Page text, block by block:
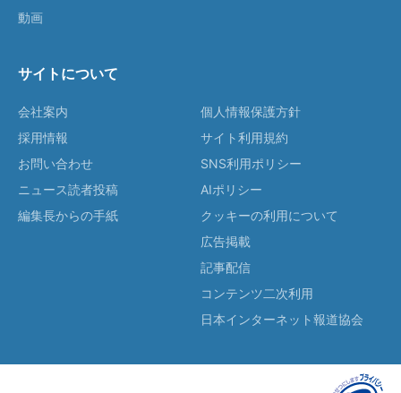
動画
サイトについて
会社案内
採用情報
お問い合わせ
ニュース読者投稿
編集長からの手紙
個人情報保護方針
サイト利用規約
SNS利用ポリシー
AIポリシー
クッキーの利用について
広告掲載
記事配信
コンテンツ二次利用
日本インターネット報道協会